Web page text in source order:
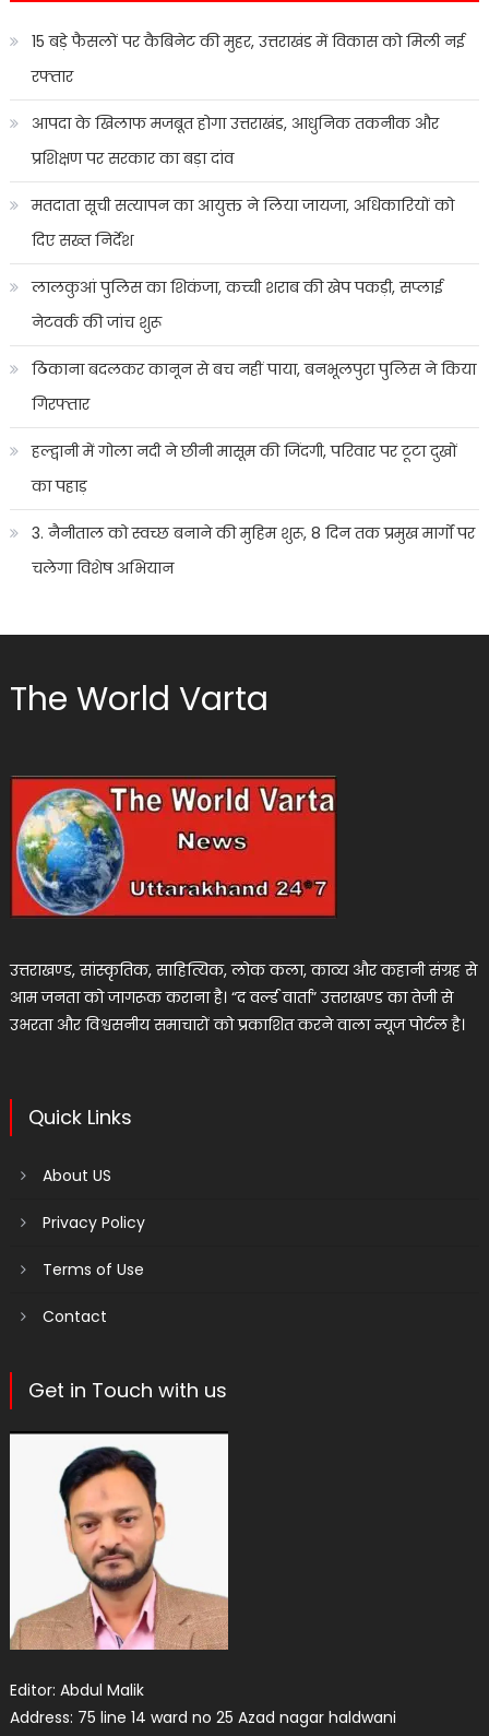
15 बड़े फैसलों पर कैबिनेट की मुहर, उत्तराखंड में विकास को मिली नई
रफ्तार
आपदा के खिलाफ मजबूत होगा उत्तराखंड, आधुनिक तकनीक और
प्रशिक्षण पर सरकार का बड़ा दांव
मतदाता सूची सत्यापन का आयुक्त ने लिया जायजा, अधिकारियों को
दिए सख्त निर्देश
लालकुआं पुलिस का शिकंजा, कच्ची शराब की खेप पकड़ी, सप्लाई
नेटवर्क की जांच शुरू
ठिकाना बदलकर कानून से बच नहीं पाया, बनभूलपुरा पुलिस ने किया
गिरफ्तार
हल्द्वानी में गोला नदी ने छीनी मासूम की जिंदगी, परिवार पर टूटा दुखों
का पहाड़
3. नैनीताल को स्वच्छ बनाने की मुहिम शुरू, 8 दिन तक प्रमुख मार्गों पर
चलेगा विशेष अभियान
The World Varta
उत्तराखण्ड, सांस्कृतिक, साहित्यिक, लोक कला, काव्य और कहानी संग्रह से
आम जनता को जागरूक कराना है। “द वर्ल्ड वार्ता” उत्तराखण्ड का तेजी से
उभरता और विश्वसनीय समाचारों को प्रकाशित करने वाला न्यूज पोर्टल है।
Quick Links
About US
Privacy Policy
Terms of Use
Contact
Get in Touch with us
Editor: Abdul Malik
Address: 75 line 14 ward no 25 Azad nagar haldwani